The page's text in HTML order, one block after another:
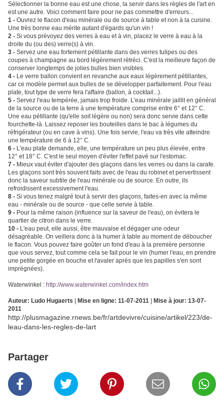
Sélectionner la bonne eau est une chose, la servir dans les règles de l'art en
est une autre. Voici comment faire pour ne pas commettre d'erreurs...
1 - Ouvrez le flacon d'eau minérale ou de source à table et non à la cuisine.
Une très bonne eau mérite autant d'égards qu'un vin !
2 - Si vous prévoyez des verres à eau et à vin, placez le verre à eau à la
droite du (ou des) verre(s) à vin.
3 - Servez une eau fortement pétillante dans des verres tulipes ou des
coupes à champagne au bord légèrement rétréci. C'est la meilleure façon de
conserver longtemps de jolies bulles bien visibles.
4 - Le verre ballon convient en revanche aux eaux légèrement pétillantes,
car ce modèle permet aux bulles de se développer parfaitement. Pour l'eau
plate, tout type de verre fera l'affaire (ballon, à cocktail...).
5 - Servez l'eau tempérée, jamais trop froide. L'eau minérale jaillit en général
de la source ou de la terre à une température comprise entre 6° et 12° C.
Une eau pétillante (qu'elle soit légère ou non) sera donc servie dans cette
fourchette-là. Laissez reposer les bouteilles dans le bac à légumes du
réfrigérateur (ou en cave à vins). Une fois servie, l'eau va très vite atteindre
une température de 6 à 12° C.
6 - L'eau plate demande, elle, une température un peu plus élevée, entre
12° et 18° C. C'est le seul moyen d'éviter l'effet pavé sur l'estomac.
7 - Mieux vaut éviter d'ajouter des glaçons dans les verres ou dans la carafe.
Les glaçons sont très souvent faits avec de l'eau du robinet et pervertissent
donc la saveur subtile de l'eau minérale ou de source. En outre, ils
refroidissent excessivement l'eau.
8 - Si vous tenez malgré tout à servir des glaçons, faites-en avec la même
eau - minérale ou de source - que celle servie à table.
9 - Pour la même raison (influence sur la saveur de l'eau), on évitera le
quartier de citron dans le verre.
10 - L'eau peut, elle aussi, être mauvaise et dégager une odeur
désagréable. On veillera donc à la humer à table au moment de déboucher
le flacon. Vous pouvez faire goûter un fond d'eau à la première personne
que vous servez, tout comme cela se fait pour le vin (humer l'eau, en prendre
une petite gorgée en bouche et l'avaler après que les papilles s'en sont
imprégnées).
Waterwinkel : http://www.waterwinkel.com/index.htm
Auteur: Ludo Hugaerts Mise en ligne: 11-07-2011
Mise à jour: 13-07-
2011
http://plusmagazine.rnews.be/fr/artdevivre/cuisine/artikel/223/de-
leau-dans-les-regles-de-lart
Partager